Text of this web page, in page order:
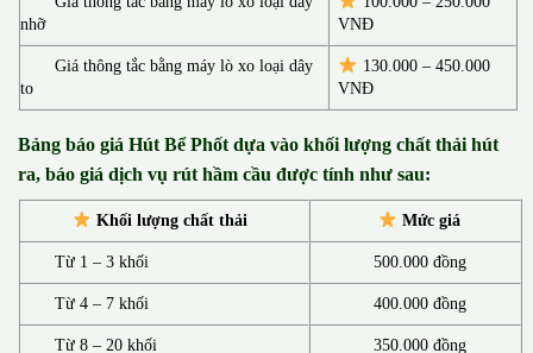
nhỡ
VNĐ
Giá thông tắc bằng máy lò xo loại dây
to
130.000 –450.000
VNĐ
Bảng báo giá Hút Bể Phốt dựa vào khối lượng chất thải hút
ra, báo giá dịch vụ rút hầm cầu được tính như sau:
Khối lượng chất thải Mức giá
Từ 1 – 3 khối 500.000 đồng
Từ 4 – 7 khối 400.000 đồng
Từ 8 – 20 khối 350.000 đồng